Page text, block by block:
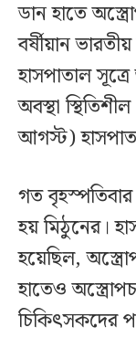
ডান হাতে
বর্ষীয়ান
হাসপাতাল
অবস্থা
আগস্ট)
গত
হয় মিঠুনের।
হয়েছিল,
হাতেও
চিকিৎসকদের